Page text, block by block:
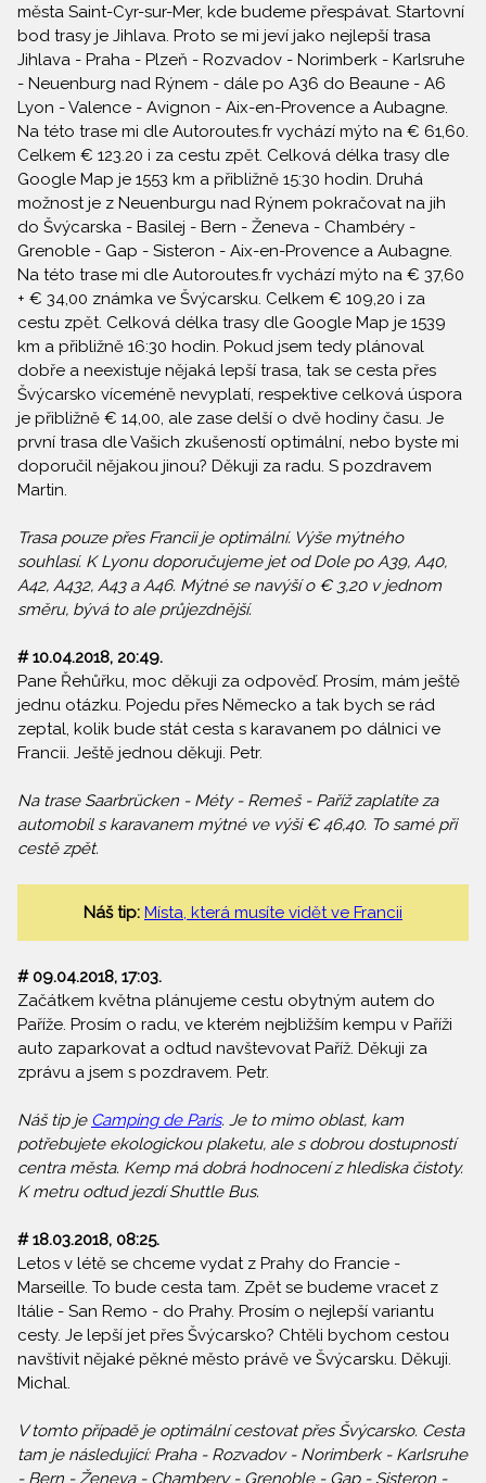
města Saint-Cyr-sur-Mer, kde budeme přespávat. Startovní
bod trasy je Jihlava. Proto se mi jeví jako nejlepší trasa
Jihlava - Praha - Plzeň - Rozvadov - Norimberk - Karlsruhe
- Neuenburg nad Rýnem - dále po A36 do Beaune - A6
Lyon - Valence - Avignon - Aix-en-Provence a Aubagne.
Na této trase mi dle Autoroutes.fr vychází mýto na € 61,60.
Celkem € 123.20 i za cestu zpět. Celková délka trasy dle
Google Map je 1553 km a přibližně 15:30 hodin. Druhá
možnost je z Neuenburgu nad Rýnem pokračovat na jih
do Švýcarska - Basilej - Bern - Ženeva - Chambéry -
Grenoble - Gap - Sisteron - Aix-en-Provence a Aubagne.
Na této trase mi dle Autoroutes.fr vychází mýto na € 37,60
+ € 34,00 známka ve Švýcarsku. Celkem € 109,20 i za
cestu zpět. Celková délka trasy dle Google Map je 1539
km a přibližně 16:30 hodin. Pokud jsem tedy plánoval
dobře a neexistuje nějaká lepší trasa, tak se cesta přes
Švýcarsko víceméně nevyplatí, respektive celková úspora
je přibližně € 14,00, ale zase delší o dvě hodiny času. Je
první trasa dle Vašich zkušeností optimální, nebo byste mi
doporučil nějakou jinou? Děkuji za radu. S pozdravem
Martin.
Trasa pouze přes Francii je optimální. Výše mýtného
souhlasí. K Lyonu doporučujeme jet od Dole po A39, A40,
A42, A432, A43 a A46. Mýtné se navýší o € 3,20 v jednom
směru, bývá to ale průjezdnější.
# 10.04.2018, 20:49.
Pane Řehůřku, moc děkuji za odpověď. Prosím, mám ještě
jednu otázku. Pojedu přes Německo a tak bych se rád
zeptal, kolik bude stát cesta s karavanem po dálnici ve
Francii. Ještě jednou děkuji. Petr.
Na trase Saarbrücken - Méty - Remeš - Paříž zaplatíte za
automobil s karavanem mýtné ve výši € 46,40. To samé při
cestě zpět.
Náš tip: Místa, která musíte vidět ve Francii
# 09.04.2018, 17:03.
Začátkem května plánujeme cestu obytným autem do
Paříže. Prosím o radu, ve kterém nejbližším kempu v Paříži
auto zaparkovat a odtud navštevovat Paříž. Děkuji za
zprávu a jsem s pozdravem. Petr.
Náš tip je Camping de Paris. Je to mimo oblast, kam
potřebujete ekologickou plaketu, ale s dobrou dostupností
centra města. Kemp má dobrá hodnocení z hlediska čistoty.
K metru odtud jezdí Shuttle Bus.
# 18.03.2018, 08:25.
Letos v létě se chceme vydat z Prahy do Francie -
Marseille. To bude cesta tam. Zpět se budeme vracet z
Itálie - San Remo - do Prahy. Prosím o nejlepší variantu
cesty. Je lepší jet přes Švýcarsko? Chtěli bychom cestou
navštívit nějaké pěkné město právě ve Švýcarsku. Děkuji.
Michal.
V tomto případě je optimální cestovat přes Švýcarsko. Cesta
tam je následující: Praha - Rozvadov - Norimberk - Karlsruhe
- Bern - Ženeva - Chambery - Grenoble - Gap - Sisteron -